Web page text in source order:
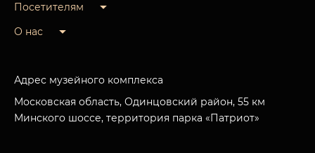
Посетителям
О нас
Адрес музейного комплекса
Московская область, Одинцовский район, 55 км
Минского шоссе, территория парка «Патриот»